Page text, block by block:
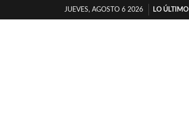
JUEVES, AGOSTO 6 2026
LO ÚLTIMO